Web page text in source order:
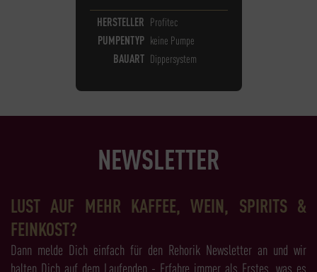
HERSTELLER Profitec
PUMPENTYP keine Pumpe
BAUART Dippersystem
NEWSLETTER
LUST AUF MEHR KAFFEE, WEIN, SPIRITS &
FEINKOST?
Dann melde Dich einfach für den Rehorik Newsletter an und wir
halten Dich auf dem Laufenden - Erfahre immer als Erstes, was es